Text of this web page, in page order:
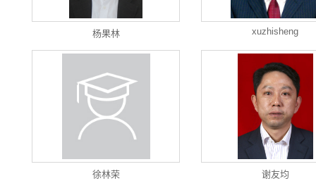
杨果林 xuzhisheng
徐林荣 谢友均